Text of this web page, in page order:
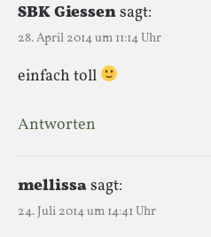
SBK Giessensagt:
28. April 2014 um 11:14 Uhr
einfach toll
Antworten
mellissasagt:
24. Juli 2014 um 14:41 Uhr